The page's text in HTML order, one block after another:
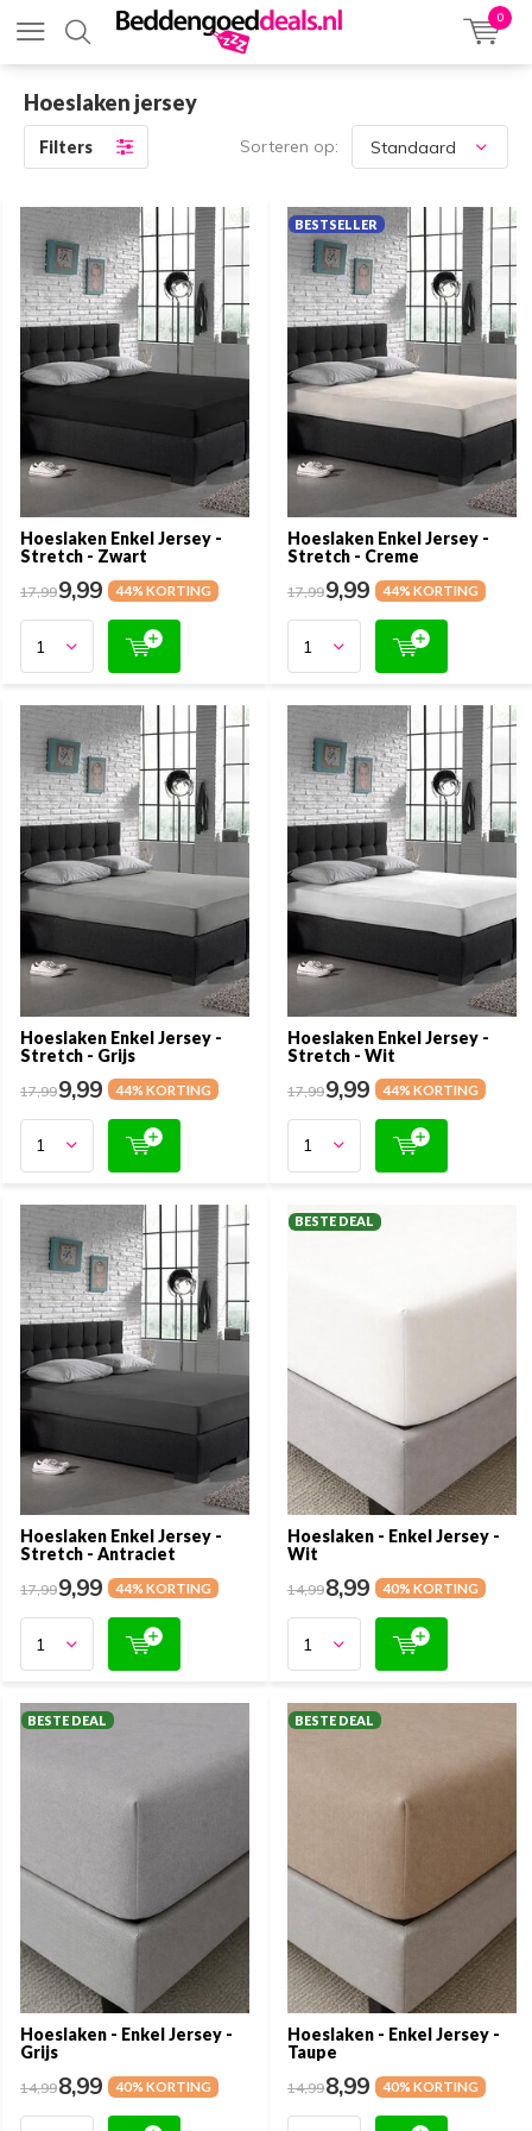
0
Hoeslaken jersey
Filters Sorteren op:
Hoeslaken Enkel Jersey -
Stretch - Zwart
17,999,99 44% KORTING
Hoeslaken Enkel Jersey -
Stretch - Creme
BESTSELLER
17,999,99 44% KORTING
Hoeslaken Enkel Jersey -
Stretch - Grijs
17,999,99 44% KORTING
Hoeslaken Enkel Jersey -
Stretch - Wit
17,999,99 44% KORTING
Hoeslaken Enkel Jersey -
Stretch - Antraciet
17,999,99 44% KORTING
Hoeslaken - Enkel Jersey -
Wit
BESTE DEAL
14,998,99 40% KORTING
Hoeslaken - Enkel Jersey -
Grijs
BESTE DEAL
14,998,99 40% KORTING
Hoeslaken - Enkel Jersey -
Taupe
BESTE DEAL
14,998,99 40% KORTING